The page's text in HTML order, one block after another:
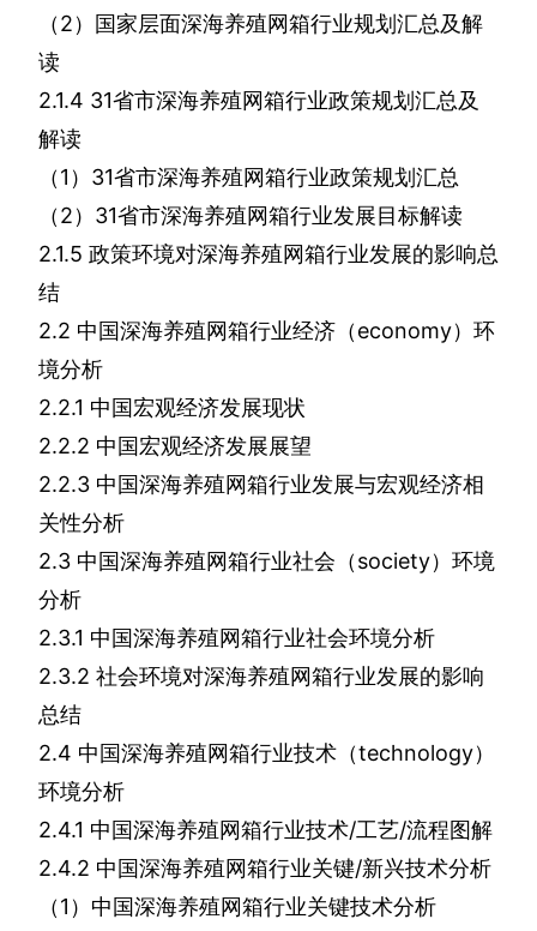
（2）国家层面深海养殖网箱行业规划汇总及解
读
2.1.4 31省市深海养殖网箱行业政策规划汇总及
解读
（1 ） 31省市深海养殖网箱行业政策规划汇总
（2） 31省市深海养殖网箱行业发展目标解读
2.1.5 政策环境对深海养殖网箱行业发展的影响总
结
2.2 中国深海养殖网箱行业经济（economy）环
境分析
2.2.1 中国宏观经济发展现状
2.2.2 中国宏观经济发展展望
2.2.3 中国深海养殖网箱行业发展与宏观经济相
关性分析
2.3 中国深海养殖网箱行业社会（society）环境
分析
2.3.1 中国深海养殖网箱行业社会环境分析
2.3.2 社会环境对深海养殖网箱行业发展的影响
总结
2.4 中国深海养殖网箱行业技术（technology）
环境分析
2.4.1 中国深海养殖网箱行业技术/工艺/流程图解
2.4.2 中国深海养殖网箱行业关键/新兴技术分析
（1 ）中国深海养殖网箱行业关键技术分析